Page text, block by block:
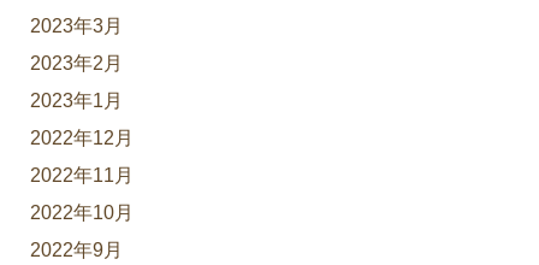
2023年3月
2023年2月
2023年1月
2022年12月
2022年11月
2022年10月
2022年9月